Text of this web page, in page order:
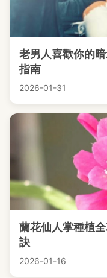
老男人喜歡你的
指南
2026-01-31
蘭花仙人掌種植
訣
2026-01-16